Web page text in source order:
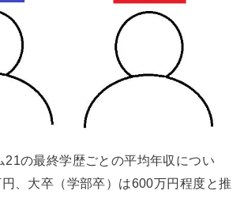
21の最終学歴ごとの平均年収につい
、大卒（学部卒）は600万円程度と推